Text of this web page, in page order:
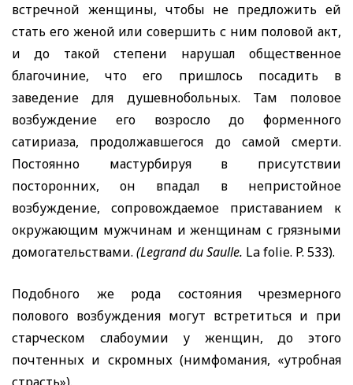
встречной женщины, чтобы не предложить ей
стать его женой или совершить с ним половой акт,
и до такой степени нарушал общественное
благочиние, что его пришлось посадить в
заведение для душевнобольных. Там половое
возбуждение его возросло до форменного
сатириаза, продолжавшегося до самой смерти.
Постоянно мастурбируя в присутствии
посторонних, он впадал в непристойное
возбуждение, сопровождаемое приставанием к
окружающим мужчинам и женщинам с грязными
домогательствами. (Legrand du Saulle. Lafolie. P. 533).
Подобного же рода состояния чрезмерного
полового возбуждения могут встретиться и при
старческом слабоумии у женщин, до этого
почтенных и скромных (нимфомания, «утробная